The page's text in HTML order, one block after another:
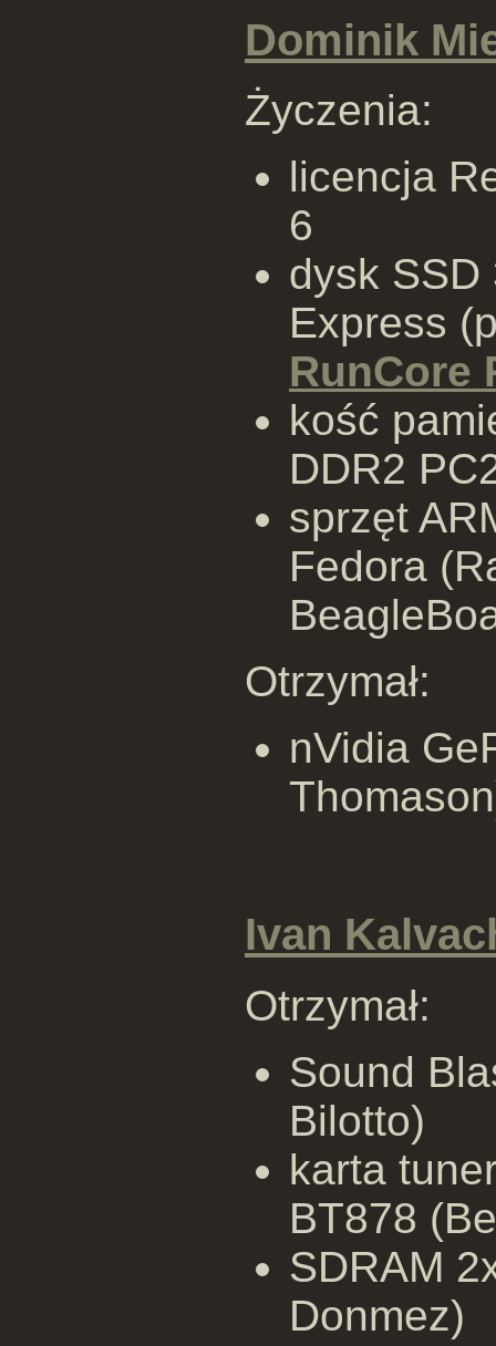
Dominik
Życzenia:
licencja
6
dysk SSD
Express
RunCore
kość
DDR2
sprzęt
Fedora
Otrzymał:
nVidia
Ivan
Otrzymał:
Sound
Bilotto)
karta
BT878
SDRAM
Donmez)